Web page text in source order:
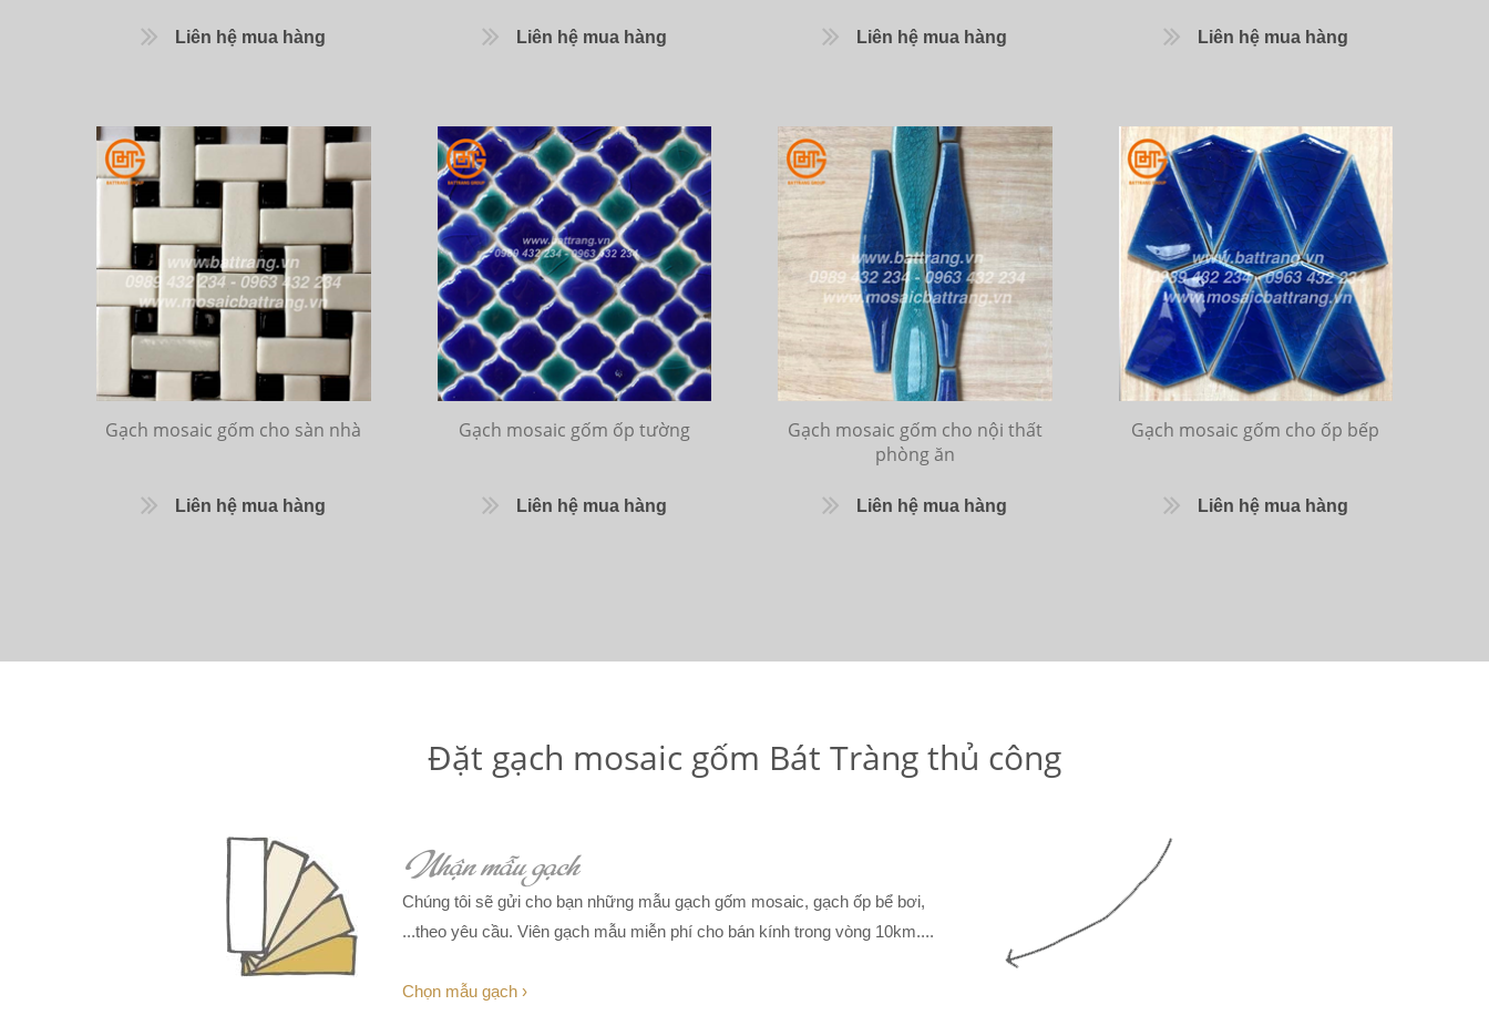
Liên hệ mua hàng Liên hệ mua hàng Liên hệ mua hàng Liên hệ mua hàng
Gạch mosaic gốm cho sàn nhà
Liên hệ mua hàng
Gạch mosaic gốm ốp tường
Liên hệ mua hàng
Gạch mosaic gốm cho nội thất
phòng ăn
Liên hệ mua hàng
Gạch mosaic gốm cho ốp bếp
Liên hệ mua hàng
Đặt gạch mosaic gốm Bát Tràng thủ công
Nhận mẫu gạch
Chúng tôi sẽ gửi cho bạn những mẫu gạch gốm mosaic, gạch ốp bể bơi,
...theo yêu cầu. Viên gạch mẫu miễn phí cho bán kính trong vòng 10km....
Chọn mẫu gạch ›